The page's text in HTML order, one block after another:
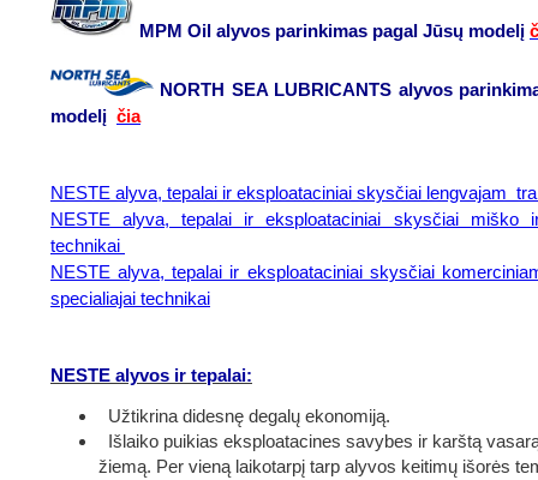
MPM Oil alyvos parinkimas pagal Jūsų modelį
NORTH SEA LUBRICANTS alyvos
modelį čia
NESTE alyva, tepalai ir eksploataciniai skysčiai lengvajam
NESTE alyva, tepalai ir eksploataciniai skysčiai miško
technikai
NESTE alyva, tepalai ir eksploataciniai skysčiai
specialiajai technikai
NESTE alyvos ir tepalai:
Užtikrina didesnę degalų ekonomiją.
Išlaiko puikias eksploatacines savybes ir karštą
žiemą. Per vieną laikotarpį tarp alyvos keitimų išorės